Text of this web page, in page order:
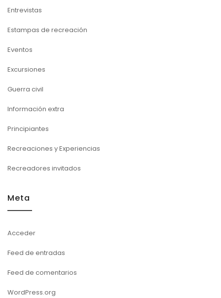
Entrevistas
Estampas de recreación
Eventos
Excursiones
Guerra civil
Información extra
Principiantes
Recreaciones y Experiencias
Recreadores invitados
Meta
Acceder
Feed de entradas
Feed de comentarios
WordPress.org